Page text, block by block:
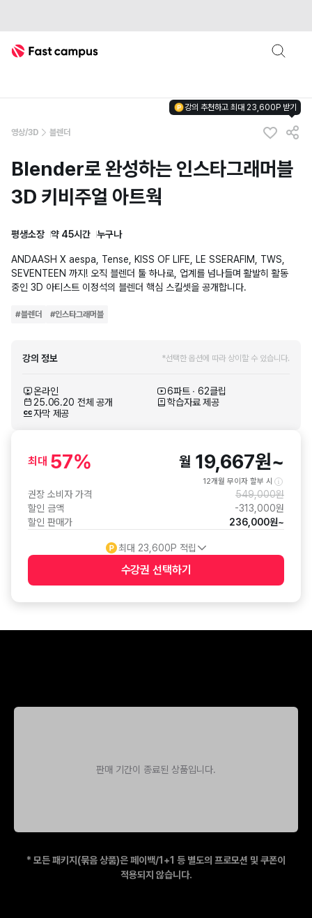
Fast Campus
영상/3D 블렌더
강의 추천하고 최대 23,600P 받기
Blender로 완성하는 인스타그래머블
3D 키비주얼 아트웍
평생소장 약 45시간 누구나
ANDAASH X aespa, Tense, KISS OF LIFE, LE SSERAFIM, TWS,
SEVENTEEN 까지! 오직 블렌더 툴 하나로, 업계를 넘나들며 활발히 활동
중인 3D 아티스트 이정석의 블렌더 핵심 스킬셋을 공개합니다.
#블렌더 #인스타그래머블
강의 정보 *선택한 옵션에 따라 상이할 수 있습니다.
온라인
6파트 ∙ 62클립
25.06.20 전체 공개
학습자료 제공
자막 제공
최대 57% 월 19,667원~
12개월 무이자 할부 시
권장 소비자 가격 549,000원
할인 금액
-313,000원
할인 판매가
236,000원~
최대 23,600P 적립
수강권 선택하기
판매 기간이 종료된 상품입니다.
* 모든 패키지(묶음 상품)은 페이백/1+1 등 별도의 프로모션 및 쿠폰이
적용되지 않습니다.